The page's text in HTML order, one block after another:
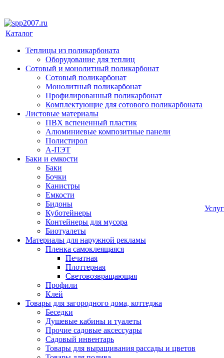
Каталог
Теплицы из поликарбоната
Оборудование для теплиц
Сотовый и монолитный поликарбонат
Сотовый поликарбонат
Монолитный поликарбонат
Профилированный поликарбонат
Комплектующие для сотового поликарбоната
Листовые материалы
ПВХ вспененный пластик
Алюминиевые композитные панели
Полистирол
А-ПЭТ
Баки и емкости
Баки
Бочки
Канистры
Емкости
Бидоны
Куботейнеры
Контейнеры для мусора
Биотуалеты
Материалы для наружной рекламы
Пленка самоклеящаяся
Печатная
Плоттерная
Световозвращающая
Профили
Клей
Товары для загородного дома, коттеджа
Беседки
Душевые кабины и туалеты
Прочие садовые аксессуары
Садовый инвентарь
Товары для выращивания рассады и цветов